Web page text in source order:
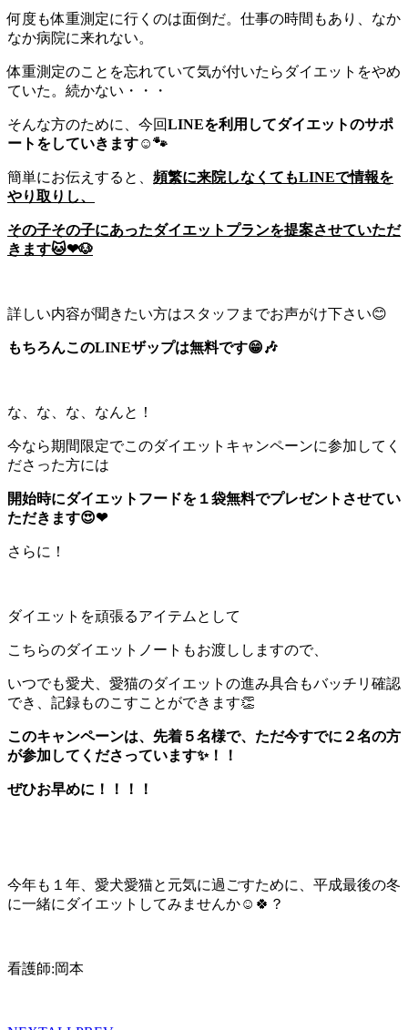
何度も体重測定に行くのは面倒だ。仕事の時間もあり、なか
なか病院に来れない。
体重測定のことを忘れていて気が付いたらダイエットをやめ
ていた。続かない・・・
そんな方のために、今回LINEを利用してダイエットのサポ
ートをしていきます☺🐾
簡単にお伝えすると、 頻繁に来院しなくてもLINEで情報を
やり取りし、
その子その子にあったダイエットプランを提案させていただ
きます🐱❤🐶
詳しい内容が聞きたい方はスタッフまでお声がけ下さい😊
もちろんこのLINEザップは無料です😁🎶
な、な、な、なんと！
今なら期間限定でこのダイエットキャンペーンに参加してく
ださった方には
開始時にダイエットフードを１袋無料でプレゼントさせてい
ただきます😍❤
さらに！
ダイエットを頑張るアイテムとして
こちらのダイエットノートもお渡ししますので、
いつでも愛犬、愛猫のダイエットの進み具合もバッチリ確認
でき、記録ものこすことができます👏
このキャンペーンは、先着５名様で、ただ今すでに２名の方
が参加してくださっています✨！！
ぜひお早めに！！！！
今年も１年、愛犬愛猫と元気に過ごすために、平成最後の冬
に一緒にダイエットしてみませんか☺🍀？
看護師:岡本